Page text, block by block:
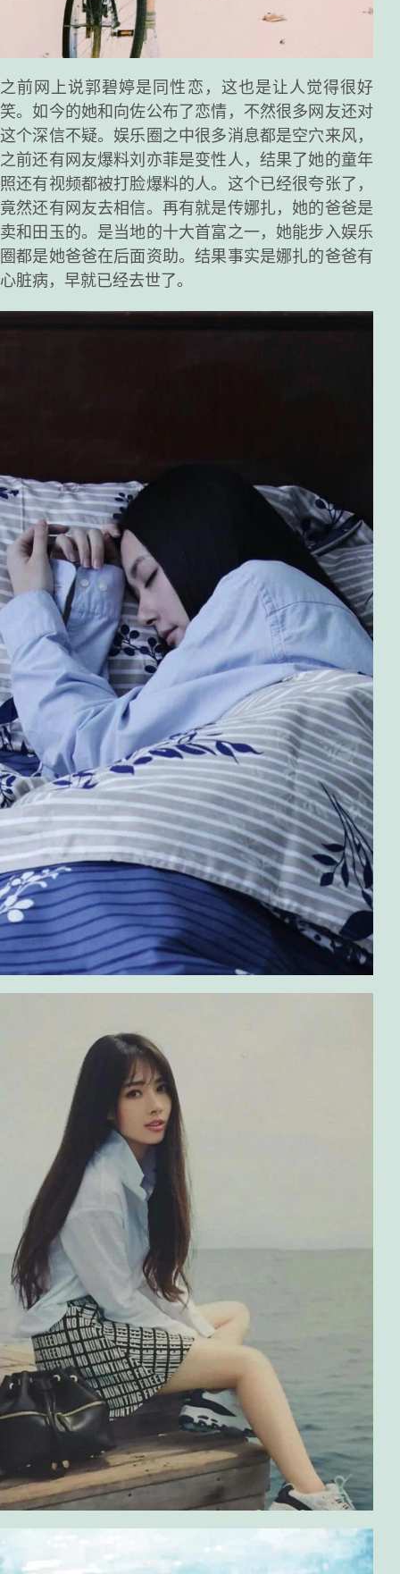
之前网上说郭碧婷是同性恋，这也是让人觉得很好
笑。如今的她和向佐公布了恋情，不然很多网友还对
这个深信不疑。娱乐圈之中很多消息都是空穴来风，
之前还有网友爆料刘亦菲是变性人，结果了她的童年
照还有视频都被打脸爆料的人。这个已经很夸张了，
竟然还有网友去相信。再有就是传娜扎，她的爸爸是
卖和田玉的。是当地的十大首富之一，她能步入娱乐
圈都是她爸爸在后面资助。结果事实是娜扎的爸爸有
心脏病，早就已经去世了。